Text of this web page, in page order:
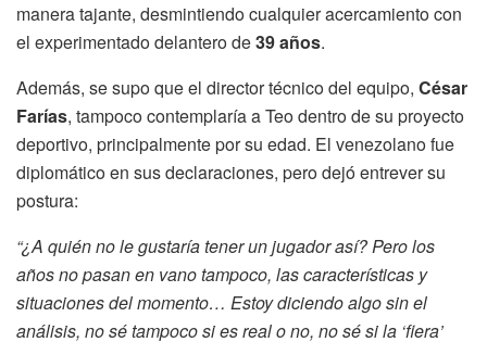
manera tajante, desmintiendo cualquier acercamiento con
el experimentado delantero de39 años.
Además, se supo que el director técnico del equipo, César
Farías, tampoco contemplaría a Teo dentro de su proyecto
deportivo, principalmente por su edad. El venezolano fue
diplomático en sus declaraciones, pero dejó entrever su
postura:
“¿A quién no le gustaría tener un jugador así? Pero los
años no pasan en vano tampoco, las características y
situaciones del momento… Estoy diciendo algo sin el
análisis, no sé tampoco si es real o no, no sé si la ‘fiera’